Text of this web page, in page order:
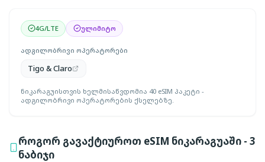
4G/LTE ულიმიტო
ადგილობრივი ოპერატორები
Tigo & Claro
ნიკარაგუისთვის ხელმისაწვდომია 40 eSIM პაკეტი -
ადგილობრივი ოპერატორების ქსელებზე.
როგორ გავაქტიუროთ eSIM ნიკარაგუაში - 3
ნაბიჯი